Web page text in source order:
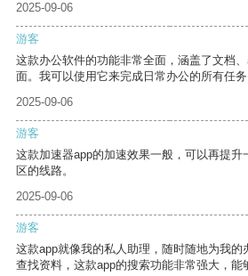
2025-09-06
游客
这款办公软件的功能非常全面，涵盖了文档
面。我可以使用它来完成日常办公的所有任务
2025-09-06
游客
这款加速器app的加速效果一般，可以再提
区的线路。
2025-09-06
游客
这款app就像我的私人助理，随时随地为我
查找资料，这款app的搜索功能非常强大，能